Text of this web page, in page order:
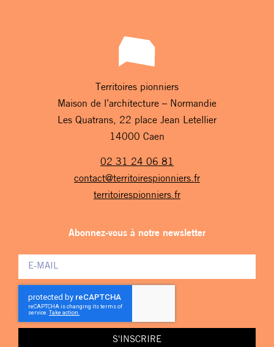
Territoires pionniers
Maison de l’architecture – Normandie
Les Quatrans, 22 place Jean Letellier
14000 Caen
02 31 24 06 81
contact@territoirespionniers.fr
territoirespionniers.fr
Abonnez-vous à notre newsletter
S'INSCRIRE